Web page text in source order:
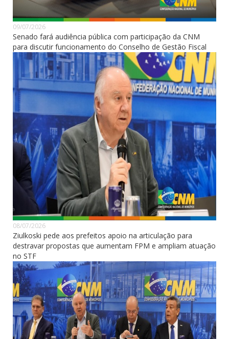
09/07/2026
Senado fará audiência pública com participação da CNM
para discutir funcionamento do Conselho de Gestão Fiscal
08/07/2026
Ziulkoski pede aos prefeitos apoio na articulação para
destravar propostas que aumentam FPM e ampliam atuação
no STF